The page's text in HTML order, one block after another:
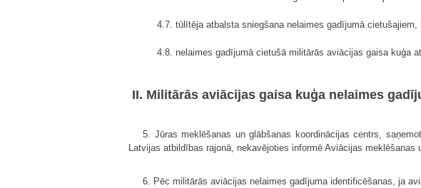
4.7. tūlītēja atbalsta sniegšana nelaimes gadījumā
4.8. nelaimes gadījumā cietušā militārās aviācijas gaisa kuģa
II. Militārās aviācijas gaisa kuģa nelaimes
5. Jūras meklēšanas un glābšanas koordinācijas centrs,
Latvijas atbildības rajonā, nekavējoties informē Aviācijas meklēšanas
6. Pēc militārās aviācijas nelaimes gadījuma identificēšanas, ja